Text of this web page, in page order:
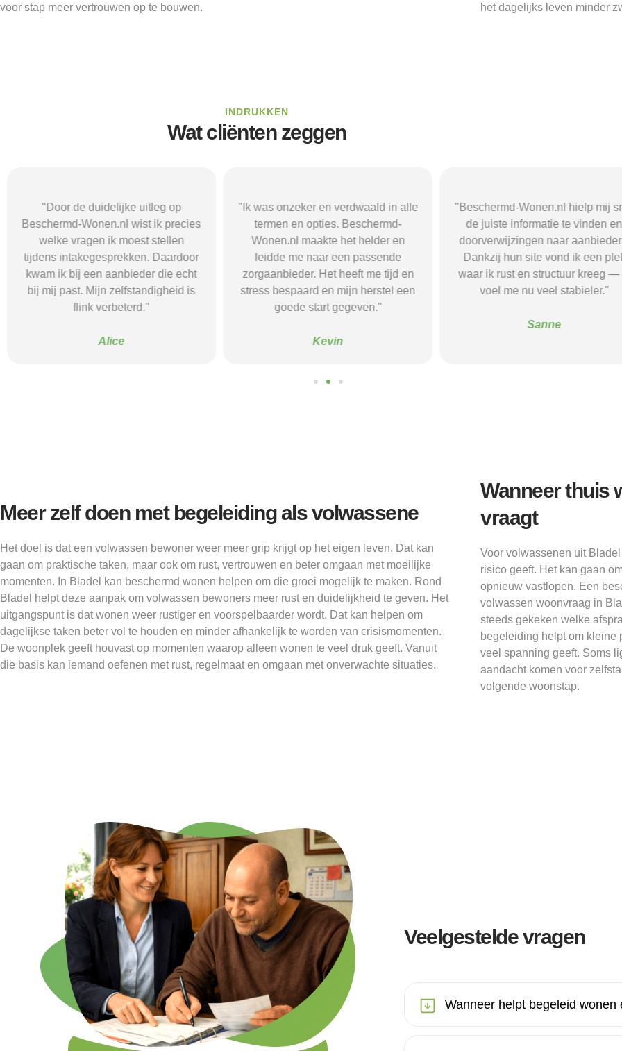
voor stap meer vertrouwen op te bouwen.
het dagelijks leven minder
INDRUKKEN
Wat cliënten zeggen
"Door de duidelijke uitleg op
Beschermd-Wonen.nl wist ik precies
welke vragen ik moest stellen
tijdens intakegesprekken. Daardoor
kwam ik bij een aanbieder die echt
bij mij past. Mijn zelfstandigheid is
flink verbeterd."
Alice
"Ik was onzeker en verdwaald in alle
termen en opties. Beschermd-
Wonen.nl maakte het helder en
leidde me naar een passende
zorgaanbieder. Het heeft me tijd en
stress bespaard en mijn herstel een
goede start gegeven."
Kevin
"Beschermd-Wonen.nl hielp mij
de juiste informatie te vinden en
doorverwijzingen naar
Dankzij hun site vond ik een
waar ik rust en structuur kreeg —
voel me nu veel stabieler."
Sanne
Meer zelf doen met begeleiding als volwassene
Het doel is dat een volwassen bewoner weer meer grip krijgt op het eigen leven. Dat kan
gaan om praktische taken, maar ook om rust, vertrouwen en beter omgaan met moeilijke
momenten. In Bladel kan beschermd wonen helpen om die groei mogelijk te maken. Rond
Bladel helpt deze aanpak om volwassen bewoners meer rust en duidelijkheid te geven. Het
uitgangspunt is dat wonen weer rustiger en voorspelbaarder wordt. Dat kan helpen om
dagelijkse taken beter vol te houden en minder afhankelijk te worden van crisismomenten.
De woonplek geeft houvast op momenten waarop alleen wonen te veel druk geeft. Vanuit
die basis kan iemand oefenen met rust, regelmaat en omgaan met onverwachte situaties.
Wanneer thuis
vraagt
Voor volwassenen uit
risico geeft. Het kan gaan
opnieuw vastlopen. Een
volwassen woonvraag in
steeds gekeken welke
begeleiding helpt om kleine
veel spanning geeft. Soms
aandacht komen voor
volgende woonstap.
Veelgestelde vragen
Wanneer helpt begeleid